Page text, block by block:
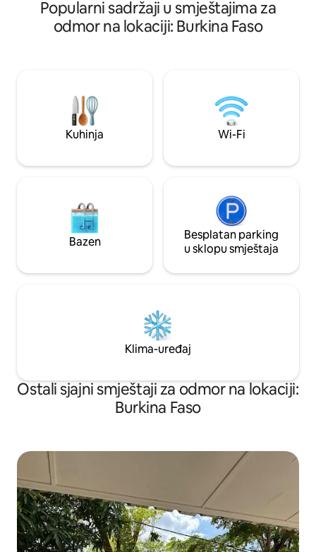
friends, or business travelers, it offers
three cozy bedrooms, a living room with
a 75-inch TV, a terrace with a lovely view,
comfortable stay. Book today and
experience the comfort in the heart of
Popularni sadržaji u smještajima za
odmor na lokaciji: Burkina Faso
Kuhinja Wi-Fi
Bazen
Besplatan parking
u sklopu smještaja
Klima-uređaj
Ostali sjajni smještaji za odmor na lokaciji:
Burkina Faso